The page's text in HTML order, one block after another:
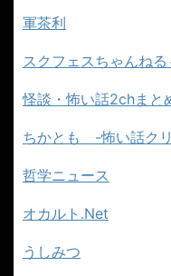
軍茶利
スクフェスちゃんね
怪談・怖い話2chまと
ちかとも -怖い話ク
哲学ニュース
オカルト.Net
うしみつ